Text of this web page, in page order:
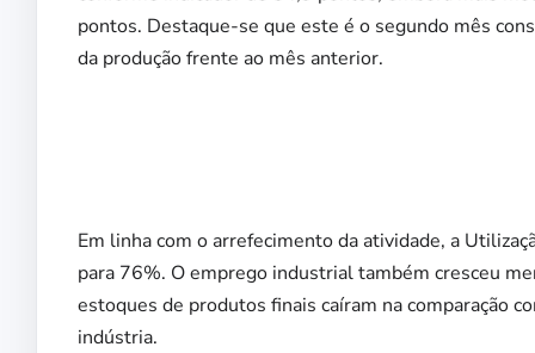
pontos. Destaque-se que este é o segundo mês
da produção frente ao mês anterior.
Em linha com o arrefecimento da atividade, a
para 76%. O emprego industrial também cresceu
estoques de produtos finais caíram na comparação
indústria.